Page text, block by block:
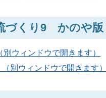
づくり9 かのや
ウィンドウで開きます）
別ウィンドウで開きます）